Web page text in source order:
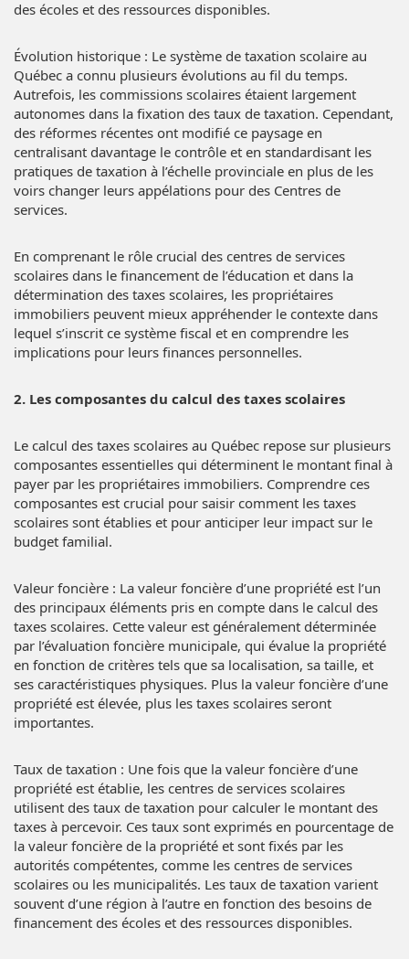
des écoles et des ressources disponibles.
Évolution historique : Le système de taxation scolaire au
Québec a connu plusieurs évolutions au fil du temps.
Autrefois, les commissions scolaires étaient largement
autonomes dans la fixation des taux de taxation. Cependant,
des réformes récentes ont modifié ce paysage en
centralisant davantage le contrôle et en standardisant les
pratiques de taxation à l’échelle provinciale en plus de les
voirs changer leurs appélations pour des Centres de
services.
En comprenant le rôle crucial des centres de services
scolaires dans le financement de l’éducation et dans la
détermination des taxes scolaires, les propriétaires
immobiliers peuvent mieux appréhender le contexte dans
lequel s’inscrit ce système fiscal et en comprendre les
implications pour leurs finances personnelles.
2. Les composantes du calcul des taxes scolaires
Le calcul des taxes scolaires au Québec repose sur plusieurs
composantes essentielles qui déterminent le montant final à
payer par les propriétaires immobiliers. Comprendre ces
composantes est crucial pour saisir comment les taxes
scolaires sont établies et pour anticiper leur impact sur le
budget familial.
Valeur foncière : La valeur foncière d’une propriété est l’un
des principaux éléments pris en compte dans le calcul des
taxes scolaires. Cette valeur est généralement déterminée
par l’évaluation foncière municipale, qui évalue la propriété
en fonction de critères tels que sa localisation, sa taille, et
ses caractéristiques physiques. Plus la valeur foncière d’une
propriété est élevée, plus les taxes scolaires seront
importantes.
Taux de taxation : Une fois que la valeur foncière d’une
propriété est établie, les centres de services scolaires
utilisent des taux de taxation pour calculer le montant des
taxes à percevoir. Ces taux sont exprimés en pourcentage de
la valeur foncière de la propriété et sont fixés par les
autorités compétentes, comme les centres de services
scolaires ou les municipalités. Les taux de taxation varient
souvent d’une région à l’autre en fonction des besoins de
financement des écoles et des ressources disponibles.